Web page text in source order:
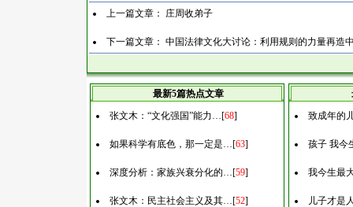
上一篇文章： 庄周收弟子
下一篇文章： 中国法律文化大讨论：利用规则的力量再
最新5篇热点文章
张文木：“文化强国”能力…[68]
如果科学有底色，那一定是…[63]
深度分析：家族兴衰分化的…[59]
张文木：民主社会主义及其…[52]
致成年的
孩子 我今
我今生最
儿子才是